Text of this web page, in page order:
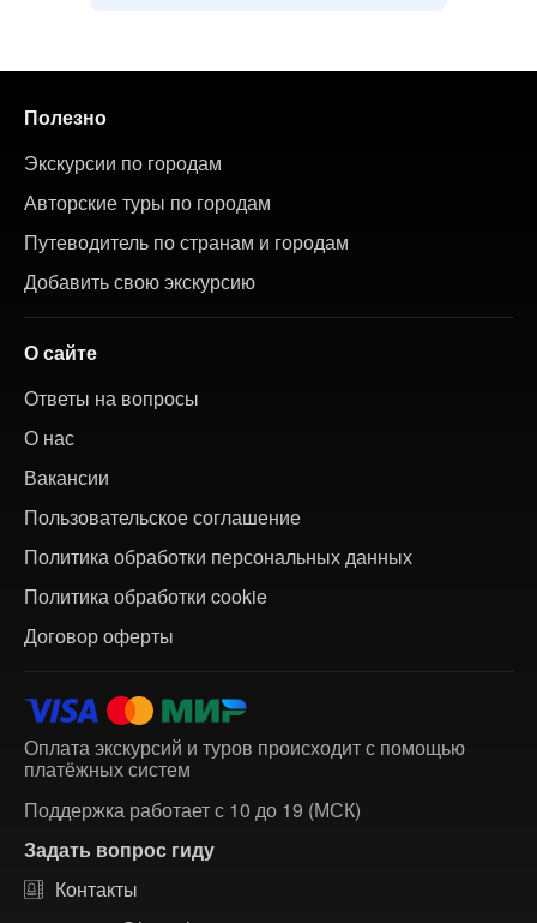
Полезно
Экскурсии по городам
Авторские туры по городам
Путеводитель по странам и городам
Добавить свою экскурсию
О сайте
Ответы на вопросы
О нас
Вакансии
Пользовательское соглашение
Политика обработки персональных данных
Политика обработки cookie
Договор оферты
Оплата экскурсий и туров происходит с помощью
платёжных систем
Поддержка работает с 10 до 19 (МСК)
Задать вопрос гиду
Контакты